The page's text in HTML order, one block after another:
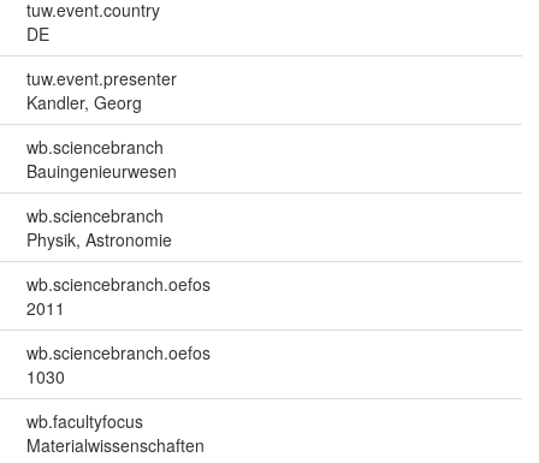
tuw.event.country
DE
tuw.event.presenter
Kandler, Georg
wb.sciencebranch
Bauingenieurwesen
wb.sciencebranch
Physik, Astronomie
wb.sciencebranch.oefos
2011
wb.sciencebranch.oefos
1030
wb.facultyfocus
Materialwissenschaften